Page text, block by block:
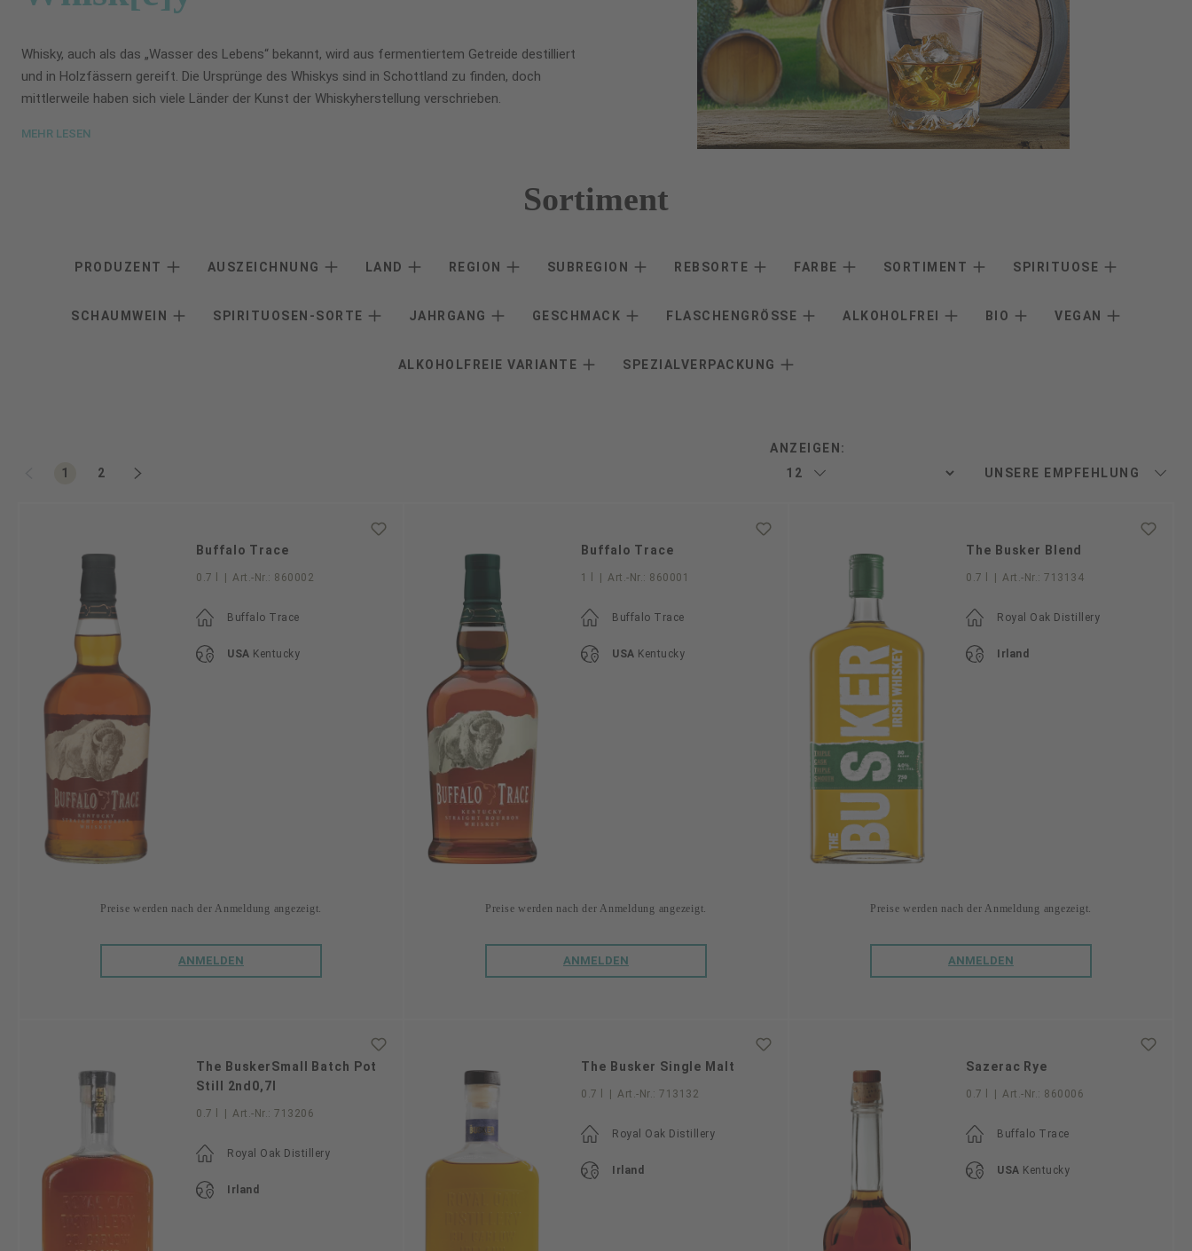
Whisky, auch als das „Wasser des Lebens“ bekannt, wird aus fermentiertem Getreide destilliert
und in Holzfässern gereift. Die Ursprünge des Whiskys sind in Schottland zu finden, doch
mittlerweile haben sich viele Länder der Kunst der Whiskyherstellung verschrieben.
MEHR LESEN
Sortiment
PRODUZENT AUSZEICHNUNG LAND REGION SUBREGION REBSORTE FARBE SORTIMENT SPIRITUOSE
SCHAUMWEIN SPIRITUOSEN-SORTE JAHRGANG GESCHMACK FLASCHENGRÖSSE ALKOHOLFREI BIO VEGAN
ALKOHOLFREIE VARIANTE SPEZIALVERPACKUNG
Seite
1 Seite
2
ANZEIGEN:
Buffalo Trace
0.7 l Art.-Nr.: 860002
Buffalo Trace
USA Kentucky
Preise werden nach der Anmeldung angezeigt.
ANMELDEN
Buffalo Trace
1 l Art.-Nr.: 860001
Buffalo Trace
USA Kentucky
Preise werden nach der Anmeldung angezeigt.
ANMELDEN
The Busker Blend
0.7 l Art.-Nr.: 713134
Royal Oak Distillery
Irland
Preise werden nach der Anmeldung angezeigt.
ANMELDEN
The BuskerSmall Batch Pot
Still 2nd0,7l
0.7 l Art.-Nr.: 713206
Royal Oak Distillery
Irland
The Busker Single Malt
0.7 l Art.-Nr.: 713132
Royal Oak Distillery
Irland
Sazerac Rye
0.7 l Art.-Nr.: 860006
Buffalo Trace
USA Kentucky